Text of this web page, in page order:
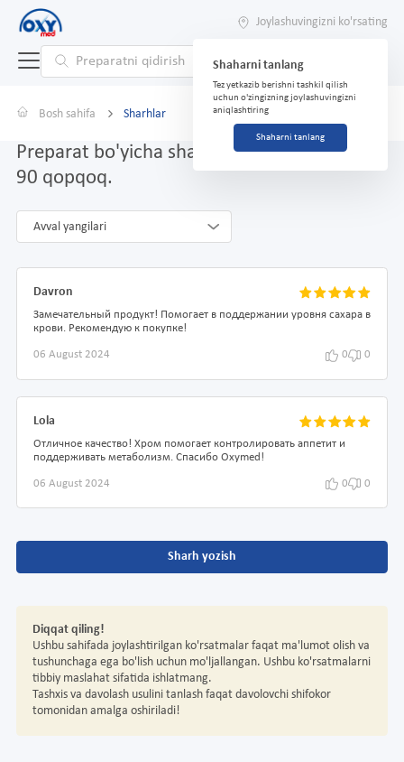
Joylashuvingizni ko'rsating
Shaharni tanlang
Tez yetkazib berishni tashkil qilish
uchun o'zingizning joylashuvingizni
aniqlashtiring
Shaharni tanlang
Bosh sahifa Sharhlar
Preparat bo'yicha sharhlar Xrom pikolinat №
90 qopqoq.
Avval yangilari
Davron
Замечательный продукт! Помогает в поддержании уровня сахара в
крови. Рекомендую к покупке!
06 August 2024 0 0
Lola
Отличное качество! Хром помогает контролировать аппетит и
поддерживать метаболизм. Спасибо Oxymed!
06 August 2024 0 0
Sharh yozish
Diqqat qiling!
Ushbu sahifada joylashtirilgan ko'rsatmalar faqat ma'lumot olish va
tushunchaga ega bo'lish uchun mo'ljallangan. Ushbu ko'rsatmalarni
tibbiy maslahat sifatida ishlatmang.
Tashxis va davolash usulini tanlash faqat davolovchi shifokor
tomonidan amalga oshiriladi!